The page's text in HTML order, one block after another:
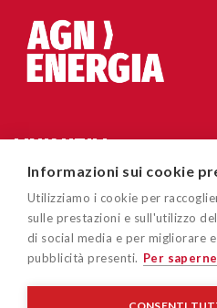
LINK UTILI
Chi siamo
Accessibilità sito
Cookie policy
Privacy policy
CONTATTI
Via Cavour 181/A 00184
easygoout@aism.it
Associazione Italiana Sclerosi
Informazioni sui cookie
Utilizziamo i cookie per
sulle prestazioni e sull'utilizzo
di social media e per migliorare
pubblicità presenti. Per
CONSENTI